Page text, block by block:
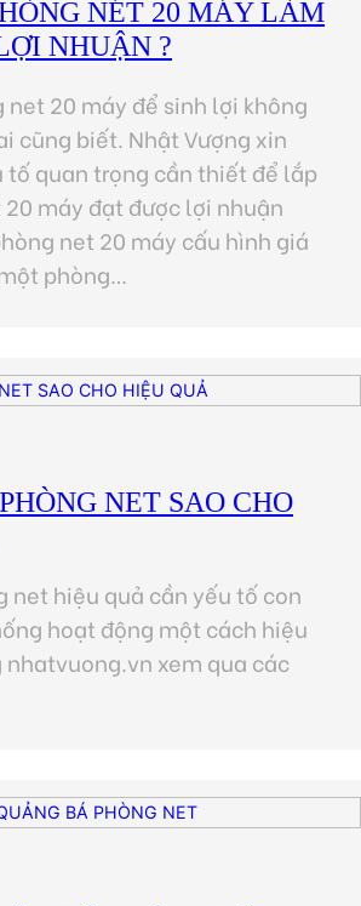
NÉT 20 MÁY LÀM
NHUẬN ?
net 20 máy để sinh lợi không
cũng biết. Nhật Vượng xin
tố quan trọng cần thiết để lắp
máy đạt được lợi nhuận
net 20 máy cấu hình giá
phòng…
NET SAO CHO
net hiệu quả cần yếu tố con
hoạt động một cách hiệu
nhatvuong.vn xem qua các